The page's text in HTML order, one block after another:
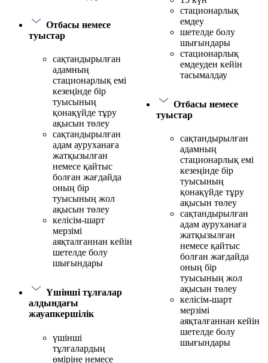
Отбасы немесе
туыстар
сақтандырылған
адамның
стационарлық емі
кезеңінде бір
туысының
қонақүйде тұру
ақысын төлеу
сақтандырылған
адам ауруханаға
жатқызылған
немесе қайтыс
болған жағдайда
оның бір
туысының жол
ақысын төлеу
келісім-шарт
мерзімі
аяқталғаннан кейін
шетелде болу
шығындары
Үшінші тұлғалар
алдындағы
жауапкершілік
үшінші
тұлғалардың
өміріне немесе
стационарлық
емдеу
шетелде болу
шығындары
стационарлық
емдеуден кейін
тасымалдау
Отбасы немесе
туыстар
сақтандырылған
адамның
стационарлық емі
кезеңінде бір
туысының
қонақүйде тұру
ақысын төлеу
сақтандырылған
адам ауруханаға
жатқызылған
немесе қайтыс
болған жағдайда
оның бір
туысының жол
ақысын төлеу
келісім-шарт
мерзімі
аяқталғаннан кейін
шетелде болу
шығындары